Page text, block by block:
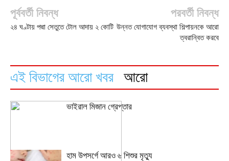
পূর্ববর্তী নিবন্ধ
২৪ ঘণ্টায় পদ্মা সেতুতে টোল আদায় ২ কোটি
পরবর্তী নিবন্ধ
উন্নত যোগাযোগ ব্যবস্থা শিল্পায়নকে আরো
ত্বরান্বিত করবে
এই বিভাগের আরো খবর আরো
ভাইরাল মিজান গ্রেপ্তার
হাম উপসর্গে আরও ৬ শিশুর মৃত্যু